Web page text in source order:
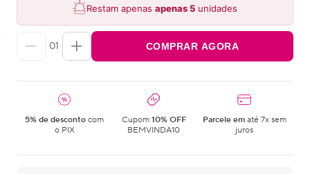
Restam apenas apenas 5 unidades
01 COMPRAR AGORA
5% de desconto com
o PIX
Cupom 10% OFF
BEMVINDA10
Parcele ematé 7x sem
juros